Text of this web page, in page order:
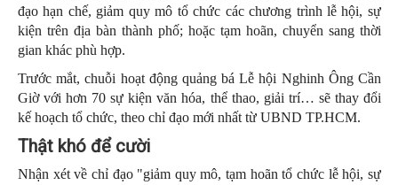
đạo hạn chế, giảm quy mô tổ chức các chương trình lễ hội, sự
kiện trên địa bàn thành phố; hoặc tạm hoãn, chuyển sang thời
gian khác phù hợp.
Trước mắt, chuỗi hoạt động quảng bá Lễ hội Nghinh Ông Cần
Giờ với hơn 70 sự kiện văn hóa, thể thao, giải trí… sẽ thay đổi
kế hoạch tổ chức, theo chỉ đạo mới nhất từ UBND TP.HCM.
Thật khó để cười
Nhận xét về chỉ đạo "giảm quy mô, tạm hoãn tổ chức lễ hội, sự